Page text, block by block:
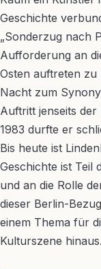
Geschichte
„Sonderzug nach
Aufforderung an
Osten auftreten
Nacht zum
Auftritt jenseits der
1983 durfte er
Bis heute ist
Geschichte ist Teil
und an die Rolle
dieser Berlin-
einem Thema für
Kulturszene hinaus.